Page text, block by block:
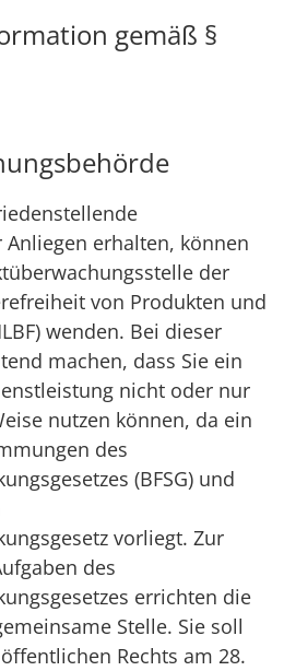
gemäß §
erhalten, können
der
von Produkten und
wenden. Bei dieser
machen, dass Sie ein
nicht oder nur
nutzen können, da ein
des
(BFSG) und
vorliegt. Zur
des
errichten die
Stelle. Sie soll
Rechts am 28.